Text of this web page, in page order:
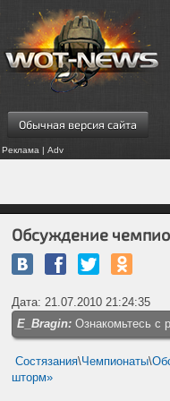
Обычная версия сайта
Реклама | Adv
Обсуждение
Дата: 21.07.2010 21:24:35
E_Bragin: Ознакомьтесь с
Состязания\Чемпионаты\
шторм»